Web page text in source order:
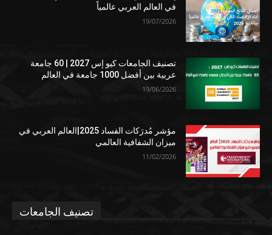
في العالم العربي عالمياً
19/07/2026
تصنيف الجامعات كيو إس 2027 | 60 جامعة
عربية بين أفضل 1000 جامعة في العالم
19/06/2026
مؤشر مُدرَكات الفساد 2025|العالم العربي في
ميزان الشفافية العالمي
11/02/2026
تصنيف الجامعات